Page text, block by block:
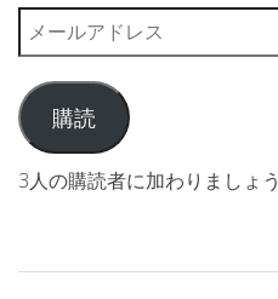
メールアドレス
購読
3人の購読者に加わりましょう